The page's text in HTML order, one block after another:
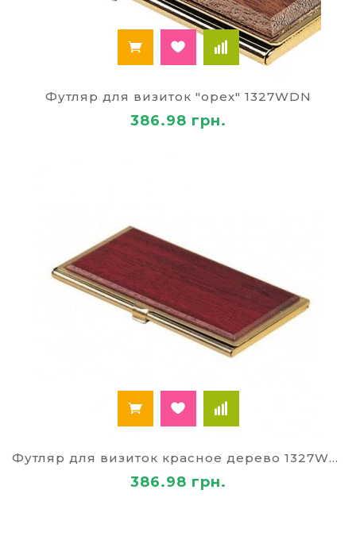
Футляр для визиток "орех" 1327WDN
386.98 грн.
Футляр для визиток красное дерево 1327WDM
386.98 грн.